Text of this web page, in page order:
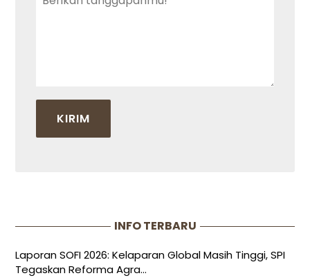
INFO TERBARU
Laporan SOFI 2026: Kelaparan Global Masih Tinggi, SPI
Tegaskan Reforma Agra...